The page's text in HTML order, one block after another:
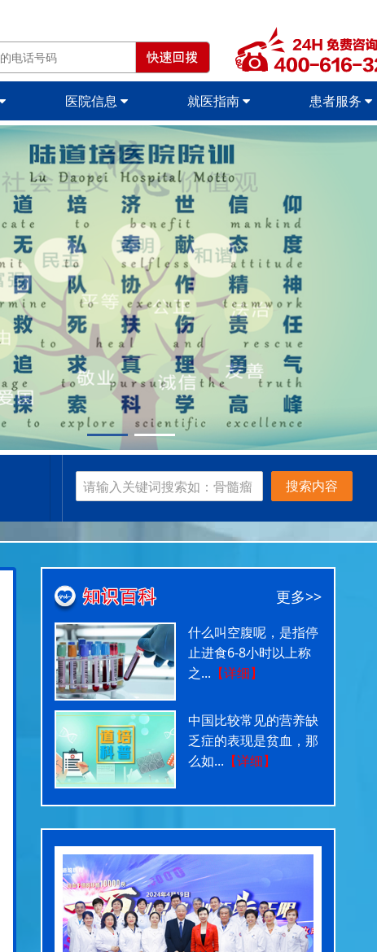
医院信息 就医指南 患者服务
搜索内容
更多>>
什么叫空腹呢，是指停
止进食6-8小时以上称
之... 【详细】
中国比较常见的营养缺
乏症的表现是贫血，那
么如... 【详细】